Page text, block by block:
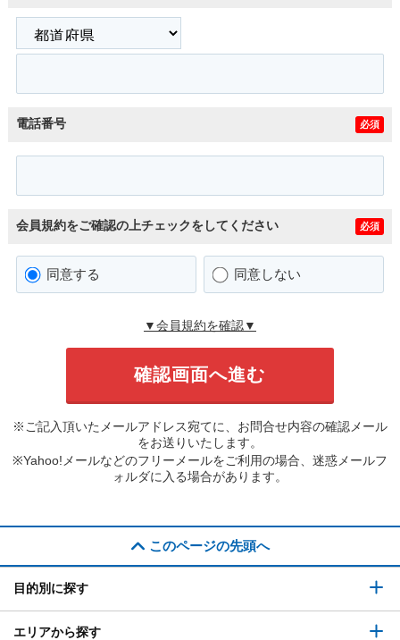
電話番号 必須
会員規約をご確認の上チェックをしてください 必須
同意する 同意しない
▼会員規約を確認▼
※ご記入頂いたメールアドレス宛てに、お問合せ内容の確認メール
をお送りいたします。
※Yahoo!メールなどのフリーメールをご利用の場合、迷惑メールフ
ォルダに入る場合があります。
このページの先頭へ
目的別に探す
エリアから探す